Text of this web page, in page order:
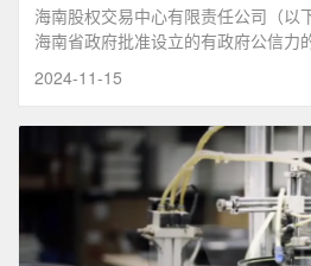
海南股权交易中心有限责任公司（以
海南省政府批准设立的有政府公信力
股权、债权和其他权益类资产的登
资服务，对挂牌企业进行培育、辅导
2024-11-15